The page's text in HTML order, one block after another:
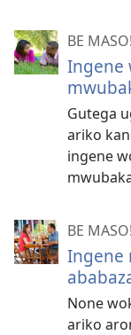
BE MASO!
Ingene
Gutega
ariko
ingene
BE MASO!
Ingene
None
ariko